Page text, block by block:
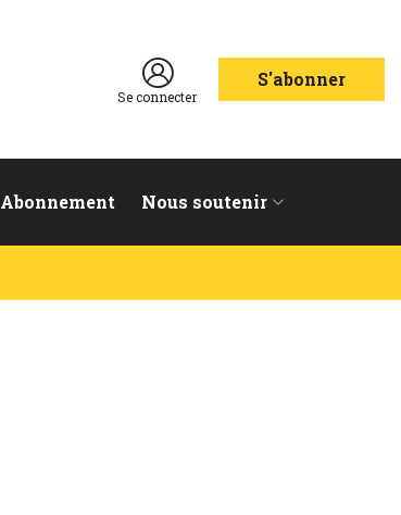
Se connecter
S'abonner
Abonnement Nous soutenir